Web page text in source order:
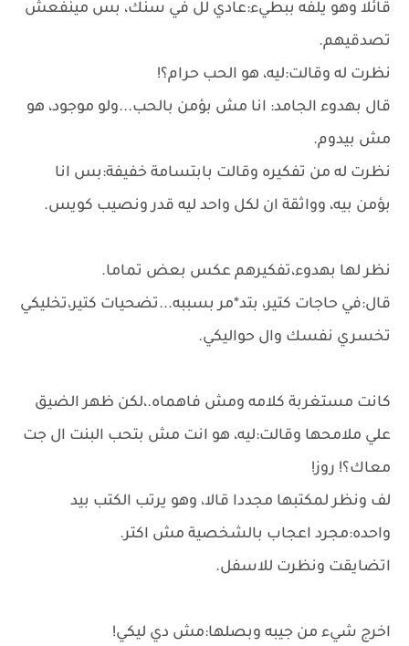
قائلا وهو يلفه ببطيء:عادي لل في سنك، بس مينفعش
تصدقيهم.
نظرت له وقالت:ليه، هو الحب حرام؟!
قال بهدوء الجامد: انا مش بؤمن بالحب...ولو موجود، هو
مش بيدوم.
نظرت له من تفكيره وقالت بابتسامة خفيفة:بس انا
بؤمن بيه، وواثقة ان لكل واحد ليه قدر ونصيب كويس.
نظر لها بهدوء،تفكيرهم عكس بعض تماما.
قال:في حاجات كتير، بتد*مر بسببه...تضحيات كتير،تخليكي
تخسري نفسك وال حواليكي.
كانت مستغربة كلامه ومش فاهماه.،لكن ظهر الضيق
علي ملامحها وقالت:ليه، هو انت مش بتحب البنت ال جت
معاك؟! روز!
لف ونظر لمكتبها مجددا قالا، وهو يرتب الكتب بيد
واحده:مجرد اعجاب بالشخصية مش اكتر.
اتضايقت ونظرت للاسفل.
اخرج شيء من جيبه وبصلها:مش دي ليكي!